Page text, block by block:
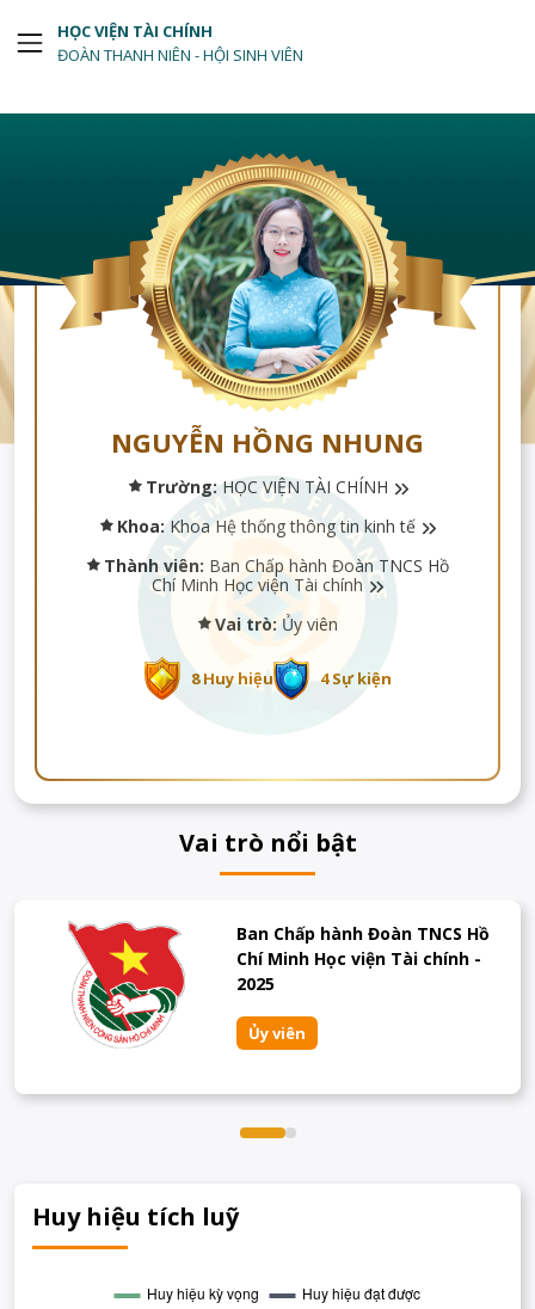
HỌC VIỆN TÀI CHÍNH
ĐOÀN THANH NIÊN - HỘI SINH VIÊN
NGUYỄN HỒNG NHUNG
Trường: HỌC VIỆN TÀI CHÍNH
Khoa: Khoa Hệ thống thông tin kinh tế
Thành viên: Ban Chấp hành Đoàn TNCS Hồ
Chí Minh Học viện Tài chính
Vai trò:Ủy viên
8 Huy hiệu 4 Sự kiện
Vai trò nổi bật
Ban Chấp hành Đoàn TNCS Hồ
Chí Minh Học viện Tài chính -
2025
Ủy viên
Huy hiệu tích luỹ